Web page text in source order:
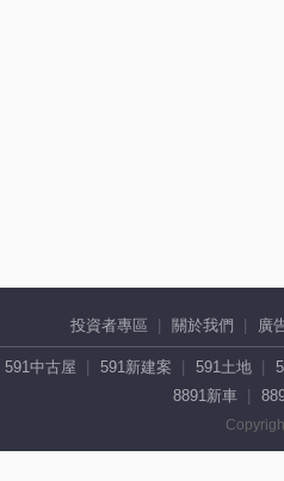
投資者專區 關於我們 廣
591中古屋 591新建案 591土地
8891新車